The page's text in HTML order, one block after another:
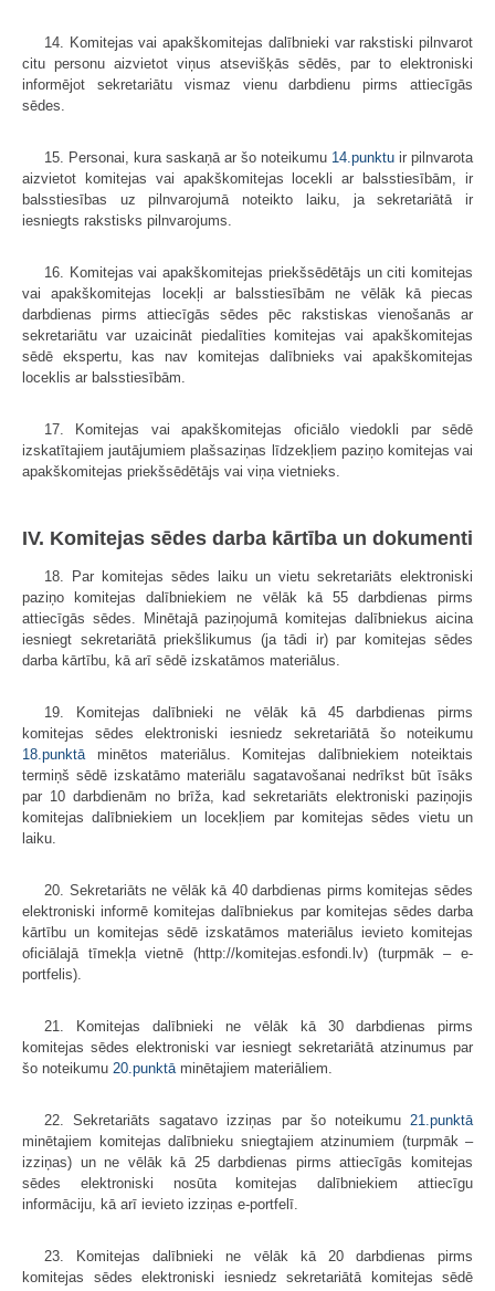
14. Komitejas vai apakškomitejas dalībnieki var rakstiski pilnvarot
citu personu aizvietot viņus atsevišķās sēdēs, par to elektroniski
informējot sekre­tariātu vismaz vienu darbdienu pirms attiecīgās
sēdes.
15. Personai, kura saskaņā ar šo noteikumu 14.punktu ir pilnvarota
aizvietot komitejas vai apakškomitejas locekli ar balss­tiesībām, ir
balsstiesības uz pilnvarojumā noteikto laiku, ja sekretariātā ir
iesniegts rakstisks pilnvarojums.
16. Komitejas vai apakškomitejas priekšsēdētājs un citi komitejas
vai apakš­komitejas locekļi ar balsstiesībām ne vēlāk kā piecas
darbdienas pirms attiecīgās sēdes pēc rakstiskas vienošanās ar
sekretariātu var uzaicināt piedalīties komitejas vai apakškomitejas
sēdē ekspertu, kas nav komitejas dalībnieks vai apakškomitejas
loceklis ar balsstiesībām.
17. Komitejas vai apakškomitejas oficiālo viedokli par sēdē
izskatītajiem jautājumiem plašsaziņas līdzekļiem paziņo komitejas vai
apakškomitejas priekšsēdētājs vai viņa vietnieks.
IV. Komitejas sēdes darba kārtība un dokumenti
18. Par komitejas sēdes laiku un vietu sekretariāts elektroniski
paziņo komitejas dalībniekiem ne vēlāk kā 55 darbdienas pirms
attiecīgās sēdes. Minētajā paziņojumā komitejas dalībniekus aicina
iesniegt sekretariātā priekšlikumus (ja tādi ir) par komitejas sēdes
darba kārtību, kā arī sēdē izska­tāmos materiālus.
19. Komitejas dalībnieki ne vēlāk kā 45 darbdienas pirms
komitejas sēdes elektroniski iesniedz sekretariātā šo noteikumu
18.punktā minētos materiālus. Komi­tejas dalībniekiem noteiktais
termiņš sēdē izskatāmo materiālu sagatavošanai nedrīkst būt īsāks
par 10 darbdienām no brīža, kad sekretariāts elektroniski paziņojis
komitejas dalībniekiem un locekļiem par komitejas sēdes vietu un
laiku.
20. Sekretariāts ne vēlāk kā 40 darbdienas pirms komitejas sēdes
elektroniski informē komitejas dalībniekus par komitejas sēdes darba
kārtību un komitejas sēdē izskatāmos materiālus ievieto komitejas
oficiālajā tīmekļa vietnē (http://komitejas.esfondi.lv) (turpmāk – e-
portfelis).
21. Komitejas dalībnieki ne vēlāk kā 30 darbdienas pirms
komitejas sēdes elektroniski var iesniegt sekretariātā atzinumus par
šo noteikumu 20.punktā minētajiem materiāliem.
22. Sekretariāts sagatavo izziņas par šo noteikumu 21.punktā
minētajiem komitejas dalībnieku sniegtajiem atzinumiem (turpmāk –
izziņas) un ne vēlāk kā 25 darbdienas pirms attiecīgās komitejas
sēdes elektroniski nosūta komitejas dalībniekiem attiecīgu
informāciju, kā arī ievieto izziņas e-portfelī.
23. Komitejas dalībnieki ne vēlāk kā 20 darbdienas pirms
komitejas sēdes elektroniski iesniedz sekretariātā komitejas sēdē